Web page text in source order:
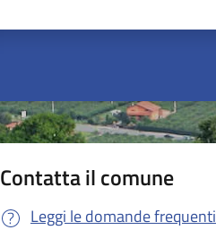
Contatta il comune
Leggi le domande frequenti